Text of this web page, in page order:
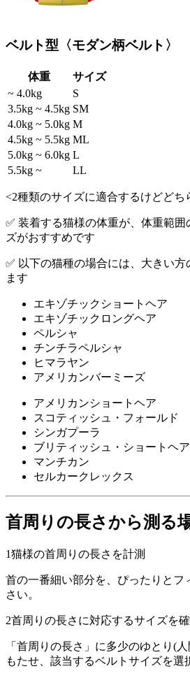
ベルト型〈モダン柄ベルト〉
体重
サイズ
~ 4.0kg
S
3.5kg ~ 4.5kg SM
4.0kg ~ 5.0kg M
4.5kg ~ 5.5kg ML
5.0kg ~ 6.0kg L
5.5kg ~
LL
<2種類のサイズに適合するけどどち
✅ 装着する猫様の体重が、体重範囲
ズがおすすめです
✅ 以下の猫種の場合には、大きい
ます
エキゾチックショートヘア
エキゾチックロングヘア
ペルシャ
チンチラペルシャ
ヒマラヤン
アメリカンバーミーズ
アメリカンショートヘア
スコティッシュ・フォールド
シンガプーラ
ブリティッシュ・ショートヘア
マンチカン
セルカークレックス
首周りの長さから測る
1猫様の首周りの長さを計測
首の一番細い部分を、ぴったりとフ
さい。
2首周りの長さに対応するサイズを
「首周りの長さ」に多少のゆとり(
もたせ、該当するベルトサイズを選